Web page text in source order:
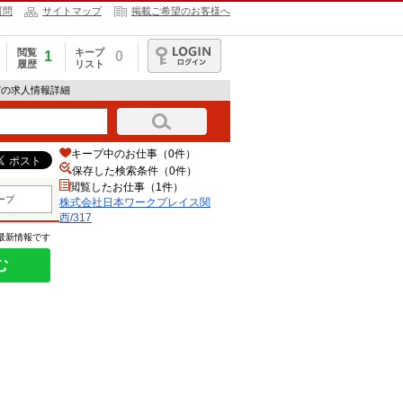
問 サイトマップ 掲載ご希望のお客様へ
閲覧
履歴
1
キープ
リスト
0
ログイン
求人情報詳細
プ
新情報です
キープ中のお仕事（0件）
保存した検索条件（0件）
閲覧したお仕事（1件）
株式会社日本ワークプレイス関
西/317